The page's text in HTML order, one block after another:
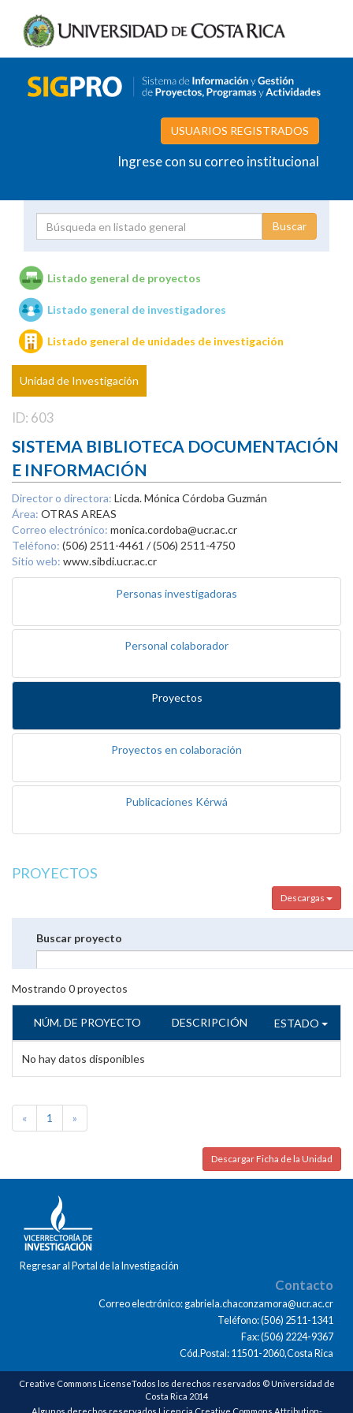
USUARIOS REGISTRADOS
Ingrese con su correo institucional
Unidades de investigación
Listado general de proyectos
Listado general de investigadores
Listado general de unidades de investigación
Unidad de Investigación
ID: 603
SISTEMA BIBLIOTECA DOCUMENTACIÓN
E INFORMACIÓN
Director o directora: Licda. Mónica Córdoba Guzmán
Área: OTRAS AREAS
Correo electrónico: monica.cordoba@ucr.ac.cr
Teléfono: (506) 2511-4461 / (506) 2511-4750
Sitio web: www.sibdi.ucr.ac.cr
Personas investigadoras
Personal colaborador
Proyectos
Proyectos en colaboración
Publicaciones Kérwá
PROYECTOS
Descargas
Buscar proyecto
Mostrando 0proyectos
NÚM. DE PROYECTO DESCRIPCIÓN ESTADO
No hay datos disponibles
« 1 »
Descargar Ficha de la Unidad
Regresar al Portal de la Investigación
Contacto
Correo electrónico: gabriela.chaconzamora@ucr.ac.cr
Teléfono: (506) 2511-1341
Fax: (506) 2224-9367
Cód.Postal: 11501-2060,Costa Rica
Creative Commons LicenseTodos los derechos reservados © Universidad de
Costa Rica 2014